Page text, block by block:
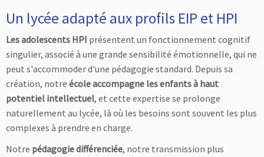
Un lycée adapté aux profils EIP et HPI
Les adolescents HPI présentent un fonctionnement cognitif
singulier, associé à une grande sensibilité émotionnelle, qui ne
peut s'accommoder d'une pédagogie standard. Depuis sa
création, notre école accompagne les enfants à haut
potentiel intellectuel, et cette expertise se prolonge
naturellement au lycée, là où les besoins sont souvent les plus
complexes à prendre en charge.
Notre pédagogie différenciée, notre transmission plus